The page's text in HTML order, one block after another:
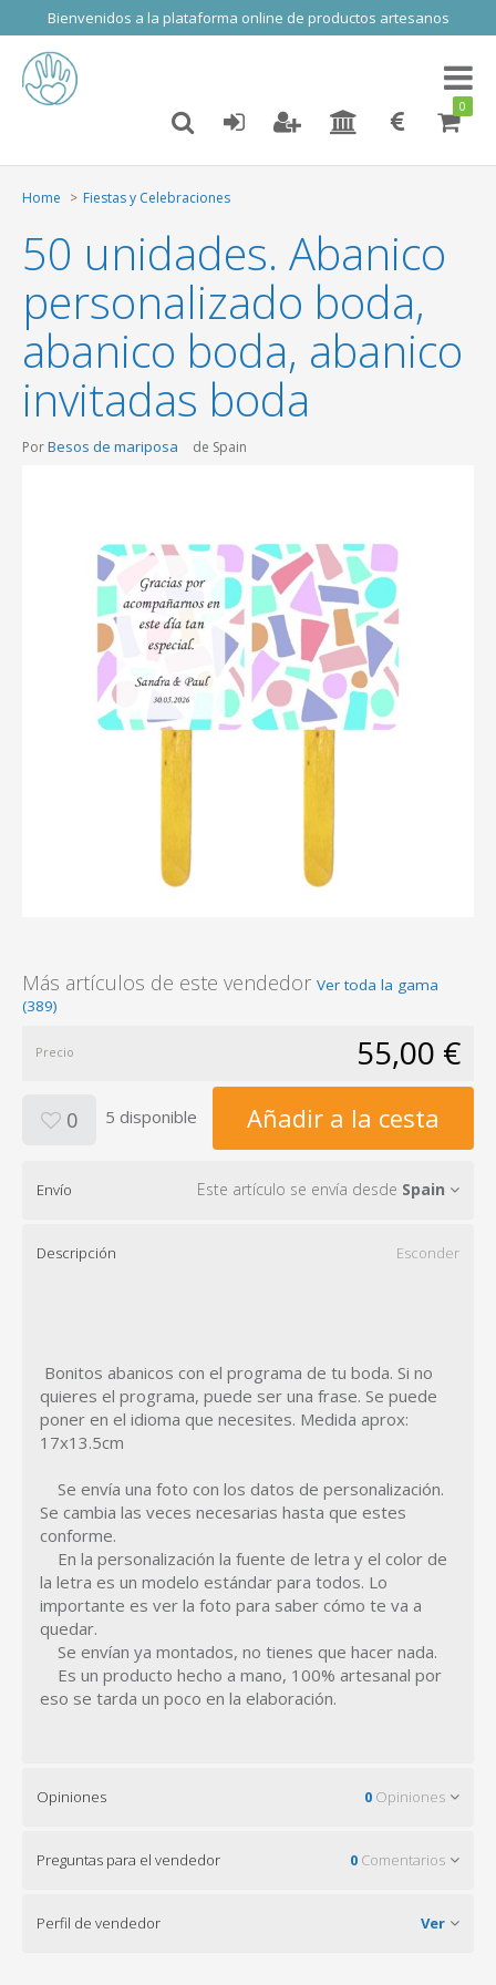
Bienvenidos a la plataforma online de productos artesanos
Toggle
0
Home Fiestas y Celebraciones
50 unidades. Abanico
personalizado boda,
abanico boda, abanico
invitadas boda
PorBesos de mariposa de Spain
Más artículos de este vendedor Ver toda la gama
(389)
Precio 55,00 €
0 5 disponible Añadir a la cesta
Envío Este artículo se envía desde Spain
Descripción Esconder
Bonitos abanicos con el programa de tu boda. Si no
quieres el programa, puede ser una frase. Se puede
poner en el idioma que necesites. Medida aprox:
17x13.5cm
Se envía una foto con los datos de personalización.
Se cambia las veces necesarias hasta que estes
conforme.
En la personalización la fuente de letra y el color de
la letra es un modelo estándar para todos. Lo
importante es ver la foto para saber cómo te va a
quedar.
Se envían ya montados, no tienes que hacer nada.
Es un producto hecho a mano, 100% artesanal por
eso se tarda un poco en la elaboración.
Opiniones 0 Opiniones
Preguntas para el vendedor 0 Comentarios
Perfil de vendedor Ver